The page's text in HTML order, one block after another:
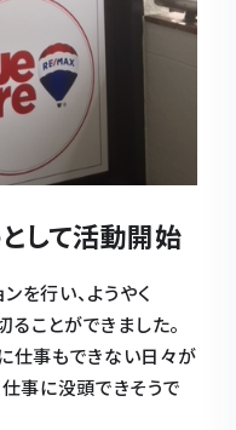
して活動開始
を行い、ようやく
ことができました。
仕事もできない日々が
事に没頭できそうで